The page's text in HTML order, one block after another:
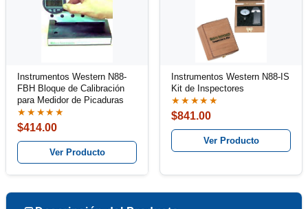
Instrumentos Western N88-
FBH Bloque de Calibración
para Medidor de Picaduras
★★★★★
$414.00
Ver Producto
Instrumentos Western N88-IS
Kit de Inspectores
★★★★★
$841.00
Ver Producto